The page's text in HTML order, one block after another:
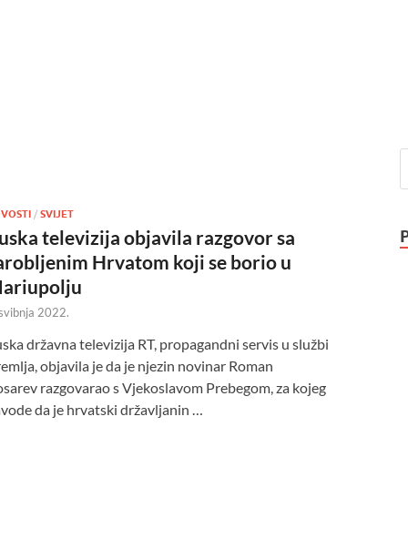
/ SVIJET
televizija objavila razgovor sa
Hrvatom koji se borio u
2022.
državna televizija RT, propagandni servis u službi
objavila je da je njezin novinar Roman
razgovarao s Vjekoslavom Prebegom, za kojeg
da je hrvatski državljanin …